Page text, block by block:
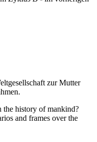
zur Mutter
the history of mankind?
and frames over the